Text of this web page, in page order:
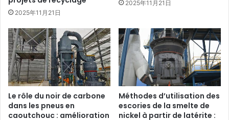
2025年11月21日
2025年11月21日
Le rôle du noir de carbone
dans les pneus en
caoutchouc : amélioration
Méthodes d’utilisation des
escories de la smelte de
nickel à partir de latérite :